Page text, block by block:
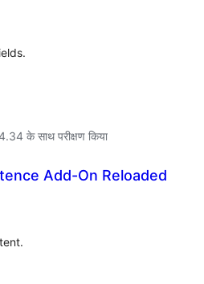
के साथ परीक्षण किया
Add-On Reloaded